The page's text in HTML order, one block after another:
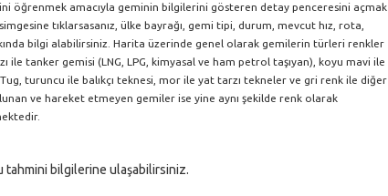
öğrenmek amacıyla geminin bilgilerini gösteren detay penceresini açmak
tıklarsasanız, ülke bayrağı, gemi tipi, durum, mevcut hız, rota,
bilgi alabilirsiniz. Harita üzerinde genel olarak gemilerin türleri renkler
ile tanker gemisi (LNG, LPG, kimyasal ve ham petrol taşıyan), koyu mavi ile
turuncu ile balıkçı teknesi, mor ile yat tarzı tekneler ve gri renk ile diğer
ve hareket etmeyen gemiler ise yine aynı şekilde renk olarak
tahmini bilgilerine ulaşabilirsiniz.